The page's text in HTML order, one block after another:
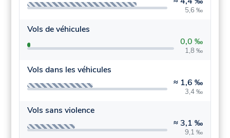
5,6 ‰
Vols de véhicules
0,0 ‰
1,8 ‰
Vols dans les véhicules
≈ 1,6 ‰
3,4 ‰
Vols sans violence
≈ 3,1 ‰
9,1 ‰